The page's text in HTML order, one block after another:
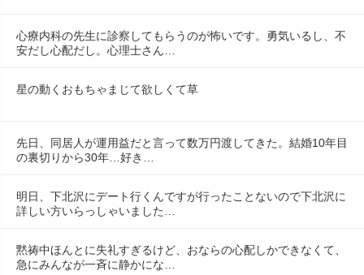
心療内科の先生に診察してもらうのが怖いです。勇気いるし、不
安だし心配だし。心理士さん…
星の動くおもちゃまじて欲しくて草
先日、同居人が運用益だと言って数万円渡してきた。結婚10年目
の裏切りから30年…好き…
明日、下北沢にデート行くんですが行ったことないので下北沢に
詳しい方いらっしゃいました…
黙祷中ほんとに失礼すぎるけど、おならの心配しかできなくて、
急にみんなが一斉に静かにな…